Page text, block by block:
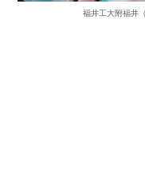
福井工大附福井